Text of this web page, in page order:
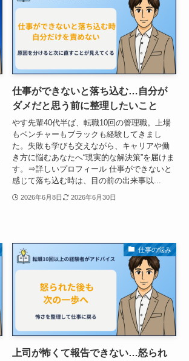
仕事ができないと落ち込む…自分が
ダメだと思う前に整理したいこと
やす先輩40代半ば、転職10回の管理職。上場
もベンチャーもブラックも経験してきまし
た。失敗も学びも交えながら、キャリアや働
き方に悩むあなたへ“現実的な解決策”を届けま
す。⇒詳しいプロフィール 仕事ができないと
感じて落ち込む時は、目の前の出来事以...
2026年6月8日 2026年6月30日
仕事の悩み
上司が怖くて報告できない…怒られ